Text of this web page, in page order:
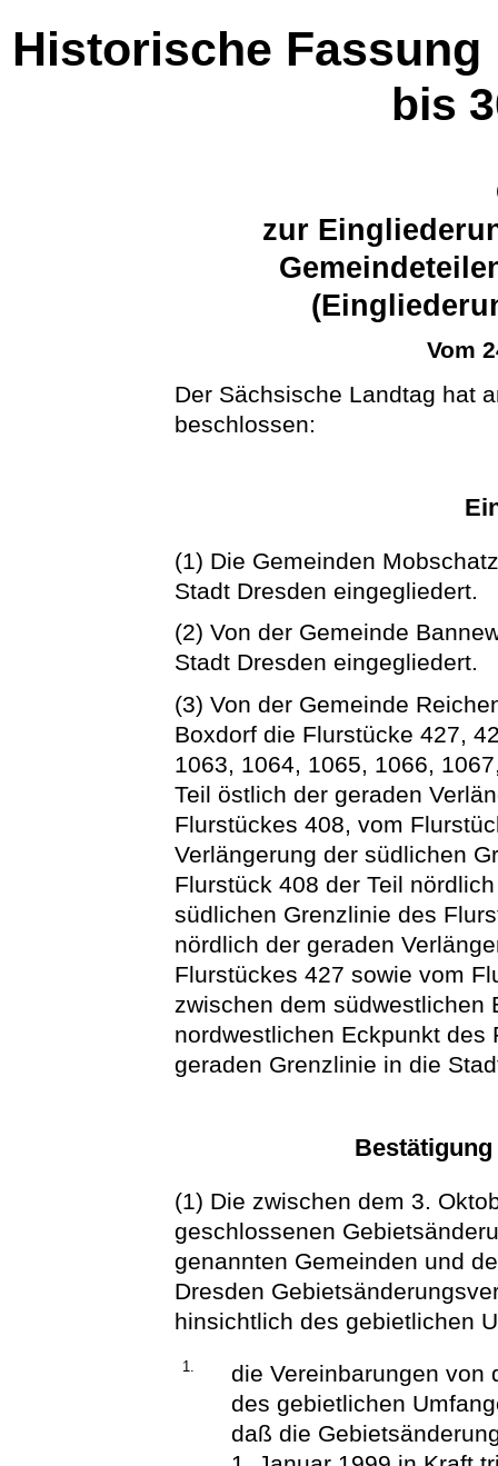
Historische Fassung
bis
zur
Vom
Der Sächsische Landtag hat
beschlossen:
(1) Die Gemeinden
Stadt Dresden eingegliedert.
(2) Von der Gemeinde
Stadt Dresden eingegliedert.
(3) Von der Gemeinde
Boxdorf die Flurstücke 427,
1063, 1064, 1065, 1066,
Teil östlich der geraden
Flurstückes 408, vom
Verlängerung der südlichen
Flurstück 408 der Teil
südlichen Grenzlinie des
nördlich der geraden
Flurstückes 427 sowie vom
zwischen dem südwestlichen
nordwestlichen Eckpunkt
geraden Grenzlinie in die
(1) Die zwischen dem 3.
geschlossenen
genannten Gemeinden und
Dresden
hinsichtlich des gebietlichen
1.
die Vereinbarungen von
des gebietlichen
daß die